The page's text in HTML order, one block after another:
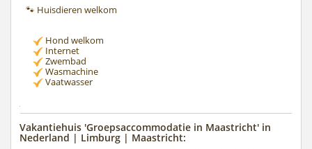
🐾 Huisdieren welkom
Hond welkom
Internet
Zwembad
Wasmachine
Vaatwasser
Vakantiehuis 'Groepsaccommodatie in Maastricht' in
Nederland | Limburg | Maastricht: